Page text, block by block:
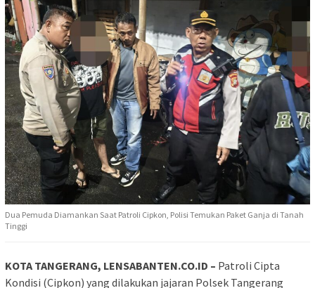
Dua Pemuda Diamankan Saat Patroli Cipkon, Polisi Temukan Paket Ganja di Tanah
Tinggi
KOTA TANGERANG, LENSABANTEN.CO.ID – Patroli Cipta
Kondisi (Cipkon) yang dilakukan jajaran Polsek Tangerang